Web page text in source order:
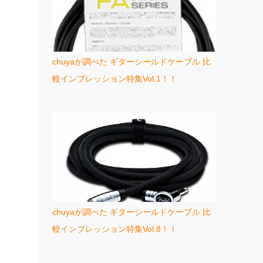
chuyaが調べた ギターシールドケーブル 比
較インプレッション特集Vol.1！！
chuyaが調べた ギターシールドケーブル 比
較インプレッション特集Vol.8！！